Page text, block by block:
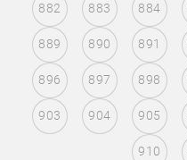
882 883 884
889 890 891
896 897 898
903 904 905
910